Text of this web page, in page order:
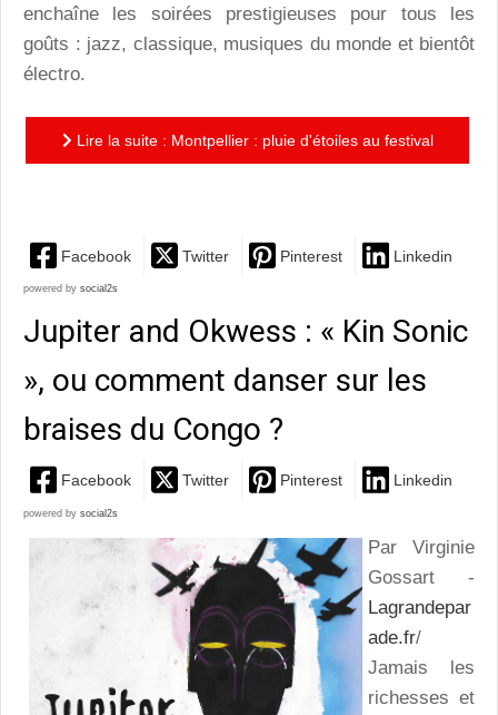
enchaîne les soirées prestigieuses pour tous les
goûts : jazz, classique, musiques du monde et bientôt
électro.
Lire la suite : Montpellier : pluie d'étoiles au festival
Facebook Twitter Pinterest Linkedin
powered by social2s
Jupiter and Okwess : « Kin Sonic
», ou comment danser sur les
braises du Congo ?
Facebook Twitter Pinterest Linkedin
powered by social2s
Par Virginie
Gossart -
Lagrandepar
ade.fr/
Jamais les
richesses et